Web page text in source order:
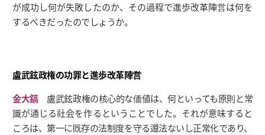
が成功し何が失敗したのか、その過程で進歩改革陣営は何を
するべきだったのでしょうか。
盧武鉉政権の功罪と進歩改革陣営
金大鎬盧武鉉政権の核心的な価値は、何といっても原則と常
識が通じる社会を作るということでした。それが意味すると
ころは、第一に既存の法制度を守る遵法ないし正常化であり、